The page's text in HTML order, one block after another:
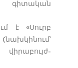
գիտական
է «Սուրբ